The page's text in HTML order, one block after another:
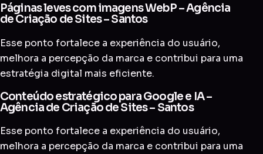
Páginas leves com imagens WebP – Agência
de Criação de Sites – Santos
Esse ponto fortalece a experiência do usuário,
melhora a percepção da marca e contribui para uma
estratégia digital mais eficiente.
Conteúdo estratégico para Google e IA –
Agência de Criação de Sites – Santos
Esse ponto fortalece a experiência do usuário,
melhora a percepção da marca e contribui para uma